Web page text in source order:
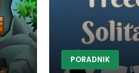
PORADNIK